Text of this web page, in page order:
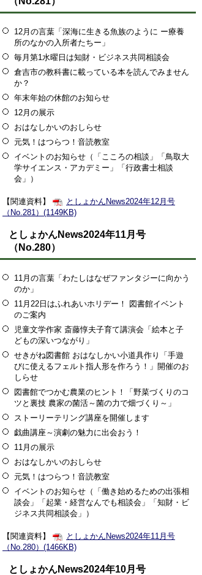
12月の言葉「深海に生きる魚族のように ー療養
所のなかの入所者たちー」
毎月第1水曜日は知財・ビジネス共同相談会
倉吉市の教科書に載っている本を読んでみません
か？
年末年始の休館のお知らせ
12月の展示
おはなしかいのおしらせ
元気！はつらつ！音読教室
イベントのお知らせ（「こころの相談」「鳥取大
学サイエンス・アカデミー」「行政書士相談
会」）
【関連資料】
としょかんNews2024年12月号
（No.281）(1149KB)
としょかんNews2024年11月号
（No.280）
11月の言葉「わたしはなぜファンタジーに向かう
のか」
11月22日はふれあいホリデー！ 図書館イベント
のご案内
児童文学作家 斎藤惇夫子育て講演会「絵本と子
どもの深いつながり」
せきがね図書館 おはなしかい小道具作り「手遊
びに使えるフェルト指人形を作ろう！」開催のお
しらせ
図書館でつかむ農業のヒント！「野菜づくりのコ
ツと裏技 農家の菌活～菌の力で畑づくり～」
ストーリーテリング講座を開催します
戯曲講座～演劇の魅力に出会おう！
11月の展示
おはなしかいのおしらせ
元気！はつらつ！音読教室
イベントのお知らせ（「働き始めるための出張相
談会」「起業・経営なんでも相談会」「知財・ビ
ジネス共同相談会」）
【関連資料】
としょかんNews2024年11月号
（No.280）(1466KB)
としょかんNews2024年10月号